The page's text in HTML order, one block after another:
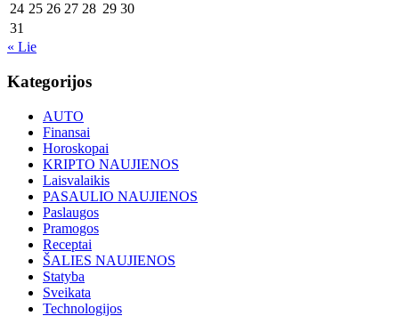
24 25 26 27 28 29 30
31
« Lie
Kategorijos
AUTO
Finansai
Horoskopai
KRIPTO NAUJIENOS
Laisvalaikis
PASAULIO NAUJIENOS
Paslaugos
Pramogos
Receptai
ŠALIES NAUJIENOS
Statyba
Sveikata
Technologijos